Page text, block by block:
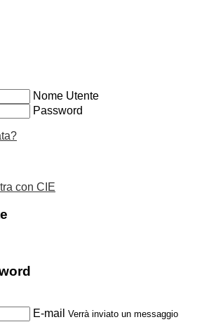
Nome Utente
Password
con CIE
E-mail Verrà inviato un messaggio